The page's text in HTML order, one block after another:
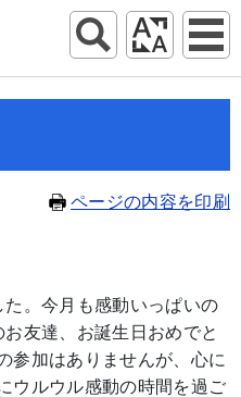
ページの内容を印刷
。今月も感動いっぱいの
友達、お誕生日おめでと
参加はありませんが、心に
ウルウル感動の時間を過ご